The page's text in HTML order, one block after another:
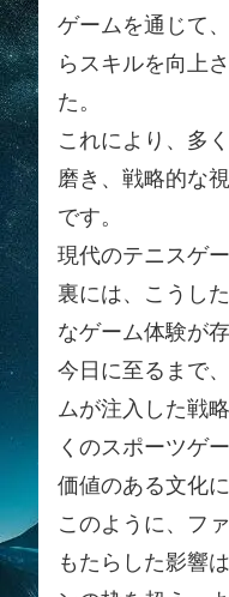
ゲームを通じて
らスキルを向上
た。
これにより、多
磨き、戦略的な
です。
現代のテニスゲ
裏には、こうし
なゲーム体験が
今日に至るまで
ムが注入した戦
くのスポーツゲ
価値のある文化
このように、フ
もたらした影響